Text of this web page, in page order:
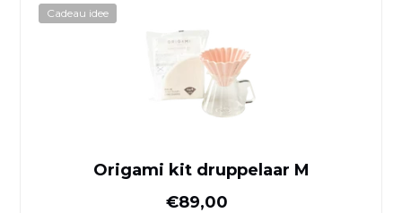
Origami kit druppelaar M
Normale prijs
€89,00
Cadeau idee